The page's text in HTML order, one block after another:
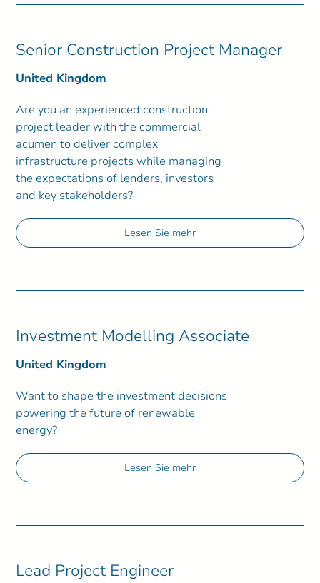
Senior Construction Project Manager
United Kingdom
Are you an experienced construction
project leader with the commercial
acumen to deliver complex
infrastructure projects while managing
the expectations of lenders, investors
and key stakeholders?
Lesen Sie mehr
Investment Modelling Associate
United Kingdom
Want to shape the investment decisions
powering the future of renewable
energy?
Lesen Sie mehr
Lead Project Engineer